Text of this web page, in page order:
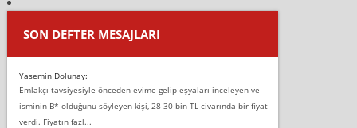
SON DEFTER MESAJLARI
Yasemin Dolunay:
Emlakçı tavsiyesiyle önceden evime gelip eşyaları inceleyen ve
isminin B* olduğunu söyleyen kişi, 28-30 bin TL civarında bir fiyat
verdi. Fiyatın fazl...